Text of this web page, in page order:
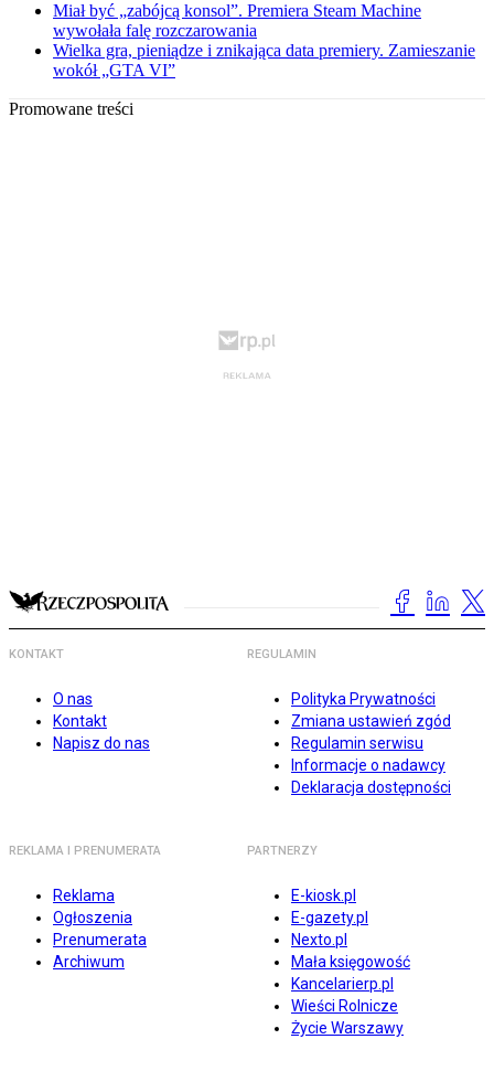
Miał być „zabójcą konsol”. Premiera Steam Machine
wywołała falę rozczarowania
Wielka gra, pieniądze i znikająca data premiery. Zamieszanie
wokół „GTA VI”
Promowane treści
KONTAKT
O nas
Kontakt
Napisz do nas
REGULAMIN
Polityka Prywatności
Zmiana ustawień zgód
Regulamin serwisu
Informacje o nadawcy
Deklaracja dostępności
REKLAMA I PRENUMERATA
Reklama
Ogłoszenia
Prenumerata
Archiwum
PARTNERZY
E-kiosk.pl
E-gazety.pl
Nexto.pl
Mała księgowość
Kancelarierp.pl
Wieści Rolnicze
Życie Warszawy